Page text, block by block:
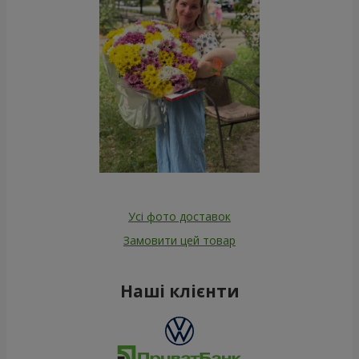
Усі фото доставок
Замовити цей товар
Наші клієнти